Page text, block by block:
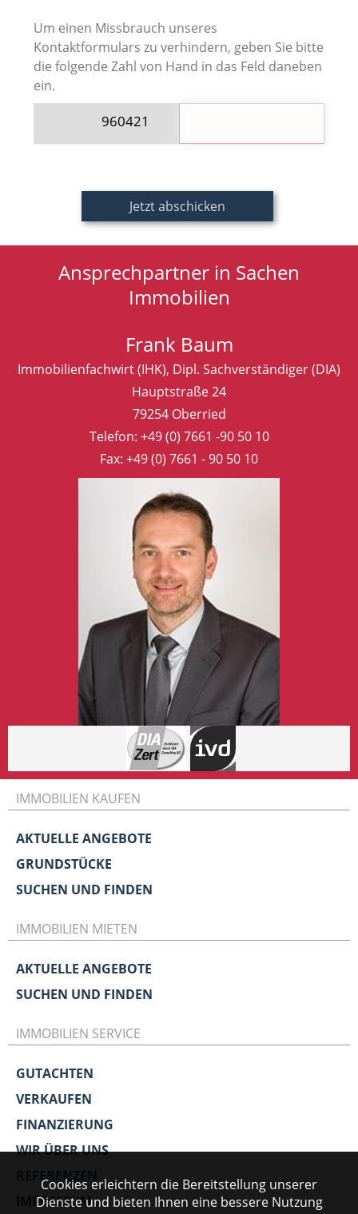
Um einen Missbrauch unseres
Kontaktformulars zu verhindern, geben Sie bitte
die folgende Zahl von Hand in das Feld daneben
ein.
960421
Ansprechpartner in Sachen
Immobilien
Frank Baum
Immobilienfachwirt (IHK), Dipl. Sachverständiger (DIA)
Hauptstraße 24
79254 Oberried
Telefon: +49 (0) 7661 -90 50 10
Fax: +49 (0) 7661 - 90 50 10
IMMOBILIEN KAUFEN
AKTUELLE ANGEBOTE
GRUNDSTÜCKE
SUCHEN UND FINDEN
IMMOBILIEN MIETEN
AKTUELLE ANGEBOTE
SUCHEN UND FINDEN
IMMOBILIEN SERVICE
GUTACHTEN
VERKAUFEN
FINANZIERUNG
WIR ÜBER UNS
REFERENZEN
IMPRESSUM
Cookies erleichtern die Bereitstellung unserer
Dienste und bieten Ihnen eine bessere Nutzung